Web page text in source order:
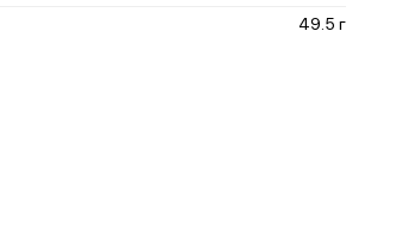
49.5 г